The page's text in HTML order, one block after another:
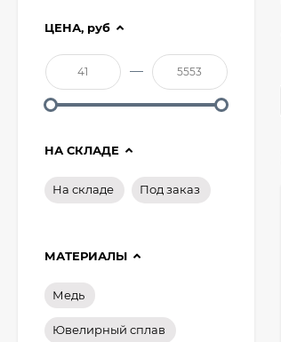
ЦЕНА, руб
—
НА СКЛАДЕ
На складе Под заказ
МАТЕРИАЛЫ
Медь
Ювелирный сплав